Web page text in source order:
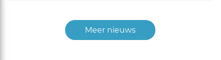
Meer nieuws